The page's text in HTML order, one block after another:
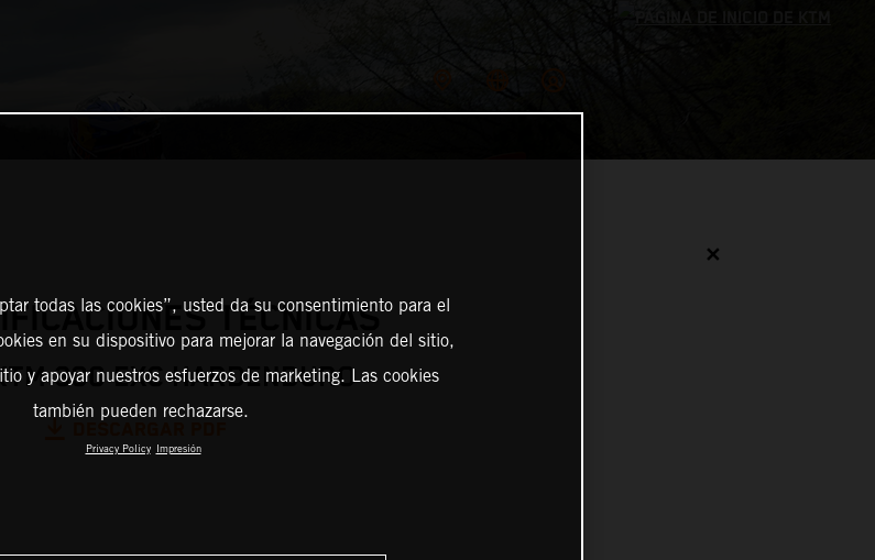
✕
TÉCNICAS
300 EXC HARDENDURO
todas las cookies”, usted da su consentimiento para el
en su dispositivo para mejorar la navegación del sitio,
y apoyar nuestros esfuerzos de marketing. Las cookies
también pueden rechazarse.
Privacy Policy Impresión